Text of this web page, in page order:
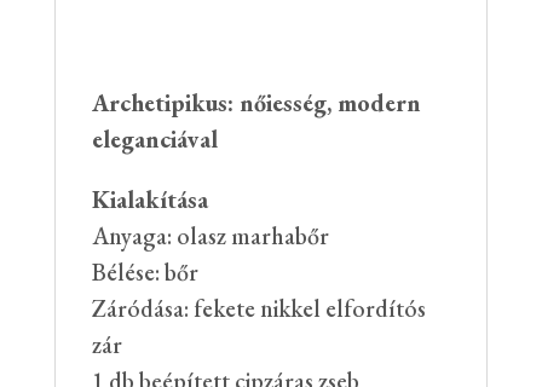
Archetipikus: nőiesség, modern
eleganciával
Kialakítása
Anyaga: olasz marhabőr
Bélése: bőr
Záródása: fekete nikkel elfordítós
zár